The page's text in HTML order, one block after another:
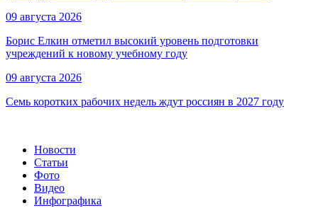
09 августа 2026
Борис Елкин отметил высокий уровень подготовки
учреждений к новому учебному году
09 августа 2026
Семь коротких рабочих недель ждут россиян в 2027 году
Новости
Статьи
Фото
Видео
Инфографика